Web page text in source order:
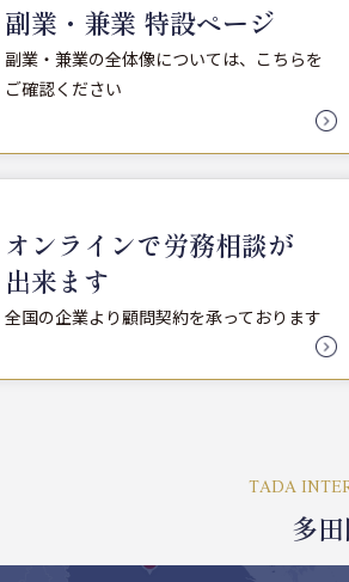
副業・兼業 特設ページ
副業・兼業の全体像については、こちらを
ご確認ください
オンラインで労務相談が
出来ます
全国の企業より顧問契約を承っております
TADA
多